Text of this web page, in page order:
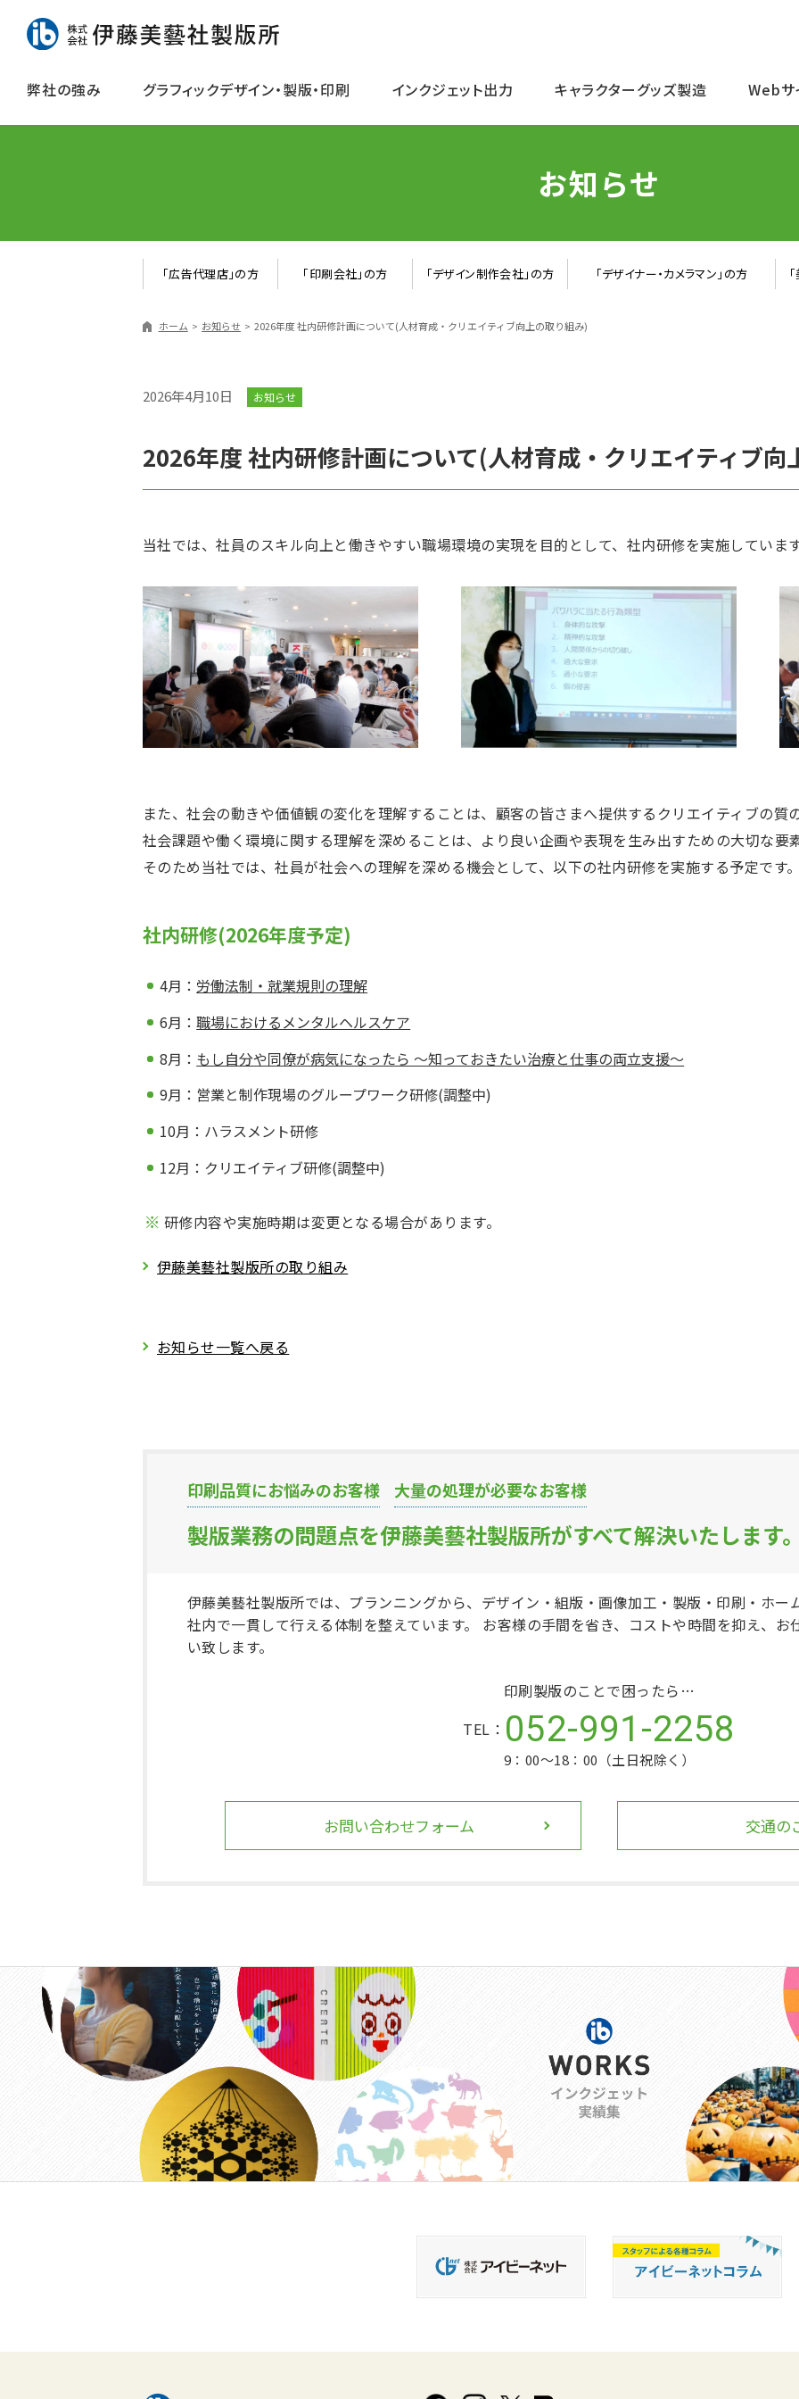
弊社の強み グラフィックデザイン・製版・印刷 インクジェット出力 キャラクターグッズ製造 Webサ
お知らせ
「広告代理店」の方 「印刷会社」の方 「デザイン制作会社」の方 「デザイナー・カメラマン」の方
ホーム お知らせ 2026年度 社内研修計画について(人材育成・クリエイティブ向上の取り組み)
2026年4月10日 お知らせ
2026年度 社内研修計画について(人材育成・クリエイティブ向
当社では、社員のスキル向上と働きやすい職場環境の実現を目的として、社内研修を実施していま
また、社会の動きや価値観の変化を理解することは、顧客の皆さまへ提供するクリエイティブの質
社会課題や働く環境に関する理解を深めることは、より良い企画や表現を生み出すための大切な要
そのため当社では、社員が社会への理解を深める機会として、以下の社内研修を実施する予定です
社内研修(2026年度予定)
4月： 労働法制・就業規則の理解
6月：職場におけるメンタルヘルスケア
8月： もし自分や同僚が病気になったら ～知っておきたい治療と仕事の両立支援～
9月：営業と制作現場のグループワーク研修(調整中)
10月：ハラスメント研修
12月：クリエイティブ研修(調整中)
研修内容や実施時期は変更となる場合があります。
伊藤美藝社製版所の取り組み
お知らせ一覧へ戻る
印刷品質にお悩みのお客様 大量の処理が必要なお客様
製版業務の問題点を伊藤美藝社製版所がすべて解決いたします
伊藤美藝社製版所では、プランニングから、デザイン・組版・画像加工・製版・印刷・ホー
社内で一貫して行える体制を整えています。 お客様の手間を省き、コストや時間を抑え、
い致します。
印刷製版のことで困ったら…
TEL： 052-991-2258
9：00〜18：00（土日祝除く）
お問い合わせフォーム 交通の